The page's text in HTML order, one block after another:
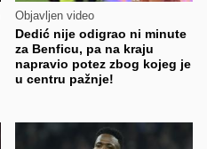
Objavljen video
Dedić nije odigrao ni minute
za Benficu, pa na kraju
napravio potez zbog kojeg je
u centru pažnje!